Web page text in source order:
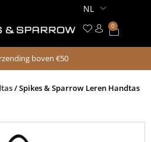
0
boven €50
/ Spikes & Sparrow Leren Handtas